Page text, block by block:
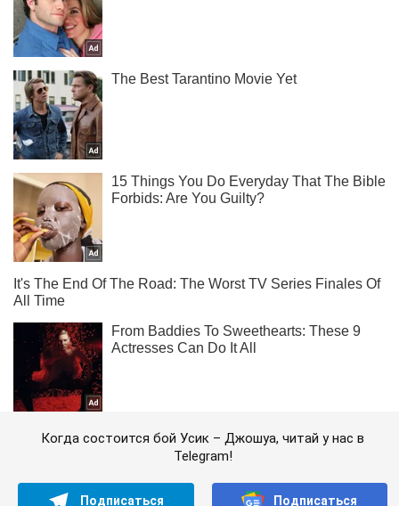
Когда состоится бой Усик – Джошуа, читай у нас в
Telegram!
Подписаться Подписаться